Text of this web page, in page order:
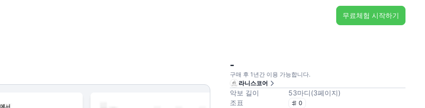
무료체험 시작하기
-
구매 후 1년간 이용 가능합니다.
라니스코어
악보 길이 53마디(3페이지)
조표
0